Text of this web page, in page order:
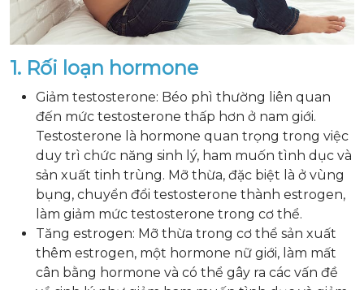
1. Rối loạn hormone
Giảm testosterone: Béo phì thường liên quan
đến mức testosterone thấp hơn ở nam giới.
Testosterone là hormone quan trọng trong việc
duy trì chức năng sinh lý, ham muốn tình dục và
sản xuất tinh trùng. Mỡ thừa, đặc biệt là ở vùng
bụng, chuyển đổi testosterone thành estrogen,
làm giảm mức testosterone trong cơ thể.
Tăng estrogen: Mỡ thừa trong cơ thể sản xuất
thêm estrogen, một hormone nữ giới, làm mất
cân bằng hormone và có thể gây ra các vấn đề